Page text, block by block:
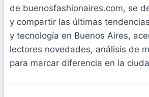
de buenosfashionaires.com, se
y compartir las últimas
y tecnología en Buenos Aires,
lectores novedades, análisis de
para marcar diferencia en la